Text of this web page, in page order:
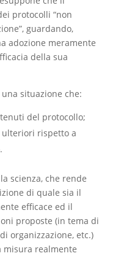
protocolli “non
guardando,
adozione meramente
della sua
situazione che:
del protocollo;
ulteriori rispetto a
scienza, che rende
di quale sia il
efficace ed il
proposte (in tema di
organizzazione, etc.)
realmente